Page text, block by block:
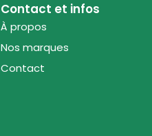
Contact et infos
À propos
Nos marques
Contact